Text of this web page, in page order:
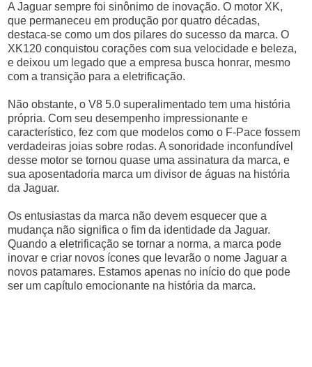
A Jaguar sempre foi sinônimo de inovação. O motor XK,
que permaneceu em produção por quatro décadas,
destaca-se como um dos pilares do sucesso da marca. O
XK120 conquistou corações com sua velocidade e beleza,
e deixou um legado que a empresa busca honrar, mesmo
com a transição para a eletrificação.
Não obstante, o V8 5.0 superalimentado tem uma história
própria. Com seu desempenho impressionante e
característico, fez com que modelos como o F-Pace fossem
verdadeiras joias sobre rodas. A sonoridade inconfundível
desse motor se tornou quase uma assinatura da marca, e
sua aposentadoria marca um divisor de águas na história
da Jaguar.
Os entusiastas da marca não devem esquecer que a
mudança não significa o fim da identidade da Jaguar.
Quando a eletrificação se tornar a norma, a marca pode
inovar e criar novos ícones que levarão o nome Jaguar a
novos patamares. Estamos apenas no início do que pode
ser um capítulo emocionante na história da marca.